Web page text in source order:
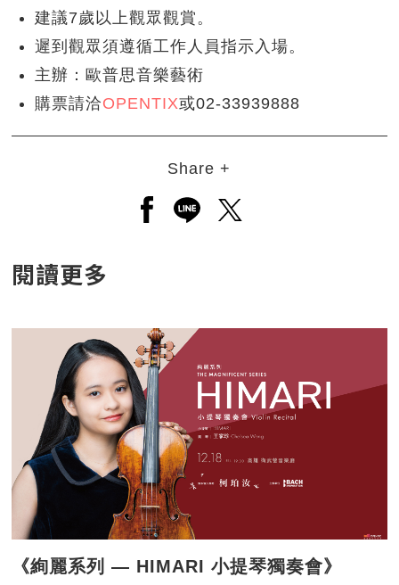
建議7歲以上觀眾觀賞。
遲到觀眾須遵循工作人員指示入場。
主辦：歐普思音樂藝術
購票請洽OPENTIX或02-33939888
Share +
另開新視窗分享至facebook
另開新視窗分享至line
另開新視窗分享至
閱讀更多
《絢麗系列 — HIMARI 小提琴獨奏會》